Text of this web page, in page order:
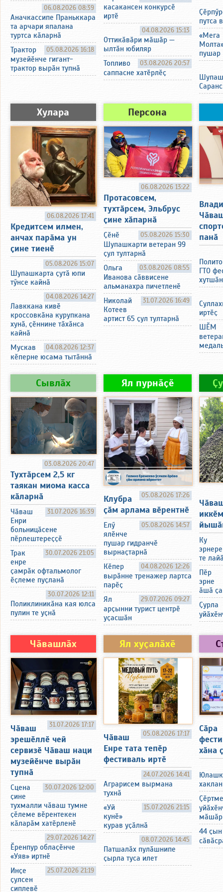
06.08.2026 08:39
Аначкассипе Праньккара
та арчари япалана
туртса кӑларнӑ
05.08.2026 16:18
Трактор
музейӗнче гигант-
трактор вырӑн тупнӑ
касакансен конкурсӗ
иртӗ
04.08.2026 15:13
Оттикӑвӑри мӑшӑр —
ылтӑн юбиляр
03.08.2026 20:57
Топливо
саппасне хатӗрлӗҫ
путса
«Мега
пушар
Хулара
06.08.2026 17:41
Кредитсем илмен,
анчах парӑма ун
ҫине тиенӗ
05.08.2026 15:07
Шупашкарта ҫутӑ юпи
тӳнсе кайнӑ
04.08.2026 14:27
Лавккана кивӗ
кроссовкӑна курупкана
хунӑ, ҫӗннине тӑхӑнса
кайнӑ
04.08.2026 12:37
Мускав
кӗперне юсама тытӑннӑ
Персона
06.08.2026 13:22
Протасовсем,
тухтӑрсем, Эльбрус
ҫине хӑпарнӑ
05.08.2026 15:30
Ҫӗнӗ
Шупашкарти ветеран 99
ҫул тултарнӑ
03.08.2026 08:55
Ольга
Иванова сӑввисене
альманахра пичетленӗ
31.07.2026 16:49
Николай
Котеев
артист 65 ҫул тултарнӑ
панӑ
ГТО
иртӗҫ
ШӖМ
Сывлӑх
03.08.2026 20:47
Тухтӑрсем 2,5 кг
таякан миома касса
кӑларнӑ
31.07.2026 16:39
Чӑваш
Енри
больницӑсене
пӗрлештереҫҫӗ
30.07.2026 21:05
Трак
енре
ҫамрӑк офтальмолог
ӗҫлеме пуҫланӑ
30.07.2026 12:11
Поликлиникӑна кая юлса
пулин те уҫнӑ
Ял пурнӑҫӗ
05.08.2026 17:26
Клубра
ҫӑм арлама вӗрентнӗ
05.08.2026 14:57
Елӳ
ялӗнче
пушар гидранчӗ
вырнаҫтарнӑ
04.08.2026 12:26
Кӗпер
вырӑнне тренажер лартса
парӗҫ
29.07.2026 09:27
Ял
арҫынни турист центрӗ
уҫасшӑн
Ку
эрнере
те
Пӗр
эрне
ӑшӑ
Ҫурла
Чӑвашлӑх
31.07.2026 17:17
Чӑваш
эрешӗллӗ чей
сервизӗ Чӑваш наци
музейӗнче вырӑн
тупнӑ
30.07.2026 12:00
Сцена
ҫине
тухмалли чӑваш тумне
ҫӗлеме вӗрентекен
кӑларӑм хатӗрленӗ
29.07.2026 14:27
Ӗренпур облаҫӗнче
«Уяв» иртнӗ
25.07.2026 21:19
Инҫе
ҫулсен
сиплевӗ
Ял хуҫалӑхӗ
05.08.2026 17:17
Чӑваш
Енре тата тепӗр
фестиваль иртӗ
24.07.2026 14:41
Аграрисем вырмана
тухнӑ
15.07.2026 21:15
«Уй
кунӗ»
курав уҫӑлнӑ
08.07.2026 14:45
Патшалӑх пулӑшнипе
ҫырла туса илет
Сӑра
хӑна
Ҫӗртме
44 ҫын